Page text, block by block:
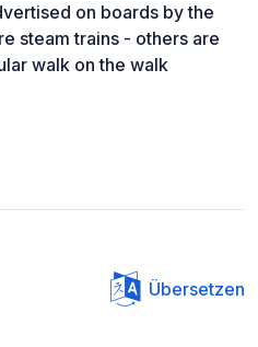
on boards by the
steam trains - others are
walk on the walk
Übersetzen